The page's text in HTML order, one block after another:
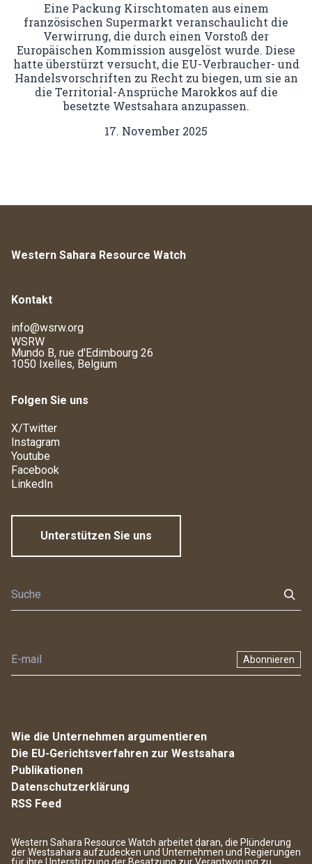
Eine Packung Kirschtomaten aus einem
französischen Supermarkt veranschaulicht die
Verwirrung, die durch einen Vorstoß der
Europäischen Kommission ausgelöst wurde. Diese
hatte überstürzt versucht, die EU-Verbraucher- und
Handelsvorschriften zu Recht zu biegen, um sie an
die Territorial-Ansprüche Marokkos auf die
besetzte Westsahara anzupassen.
17. November 2025
Western Sahara Resource Watch
Kontakt
info@wsrw.org
WSRW
Mundo B, rue d'Edimbourg 26
1050 Ixelles, Belgium
Folgen Sie uns
X/Twitter
Instagram
Youtube
Facebook
LinkedIn
Unterstützen Sie uns
Abonnieren
Wie die Unternehmen argumentieren
Die EU-Gerichtsverfahren zur Westsahara
Publikationen
Datenschutzerklärung
RSS Feed
Western Sahara Resource Watch arbeitet daran, die Plünderung
der Westsahara aufzudecken und Unternehmen und Regierungen